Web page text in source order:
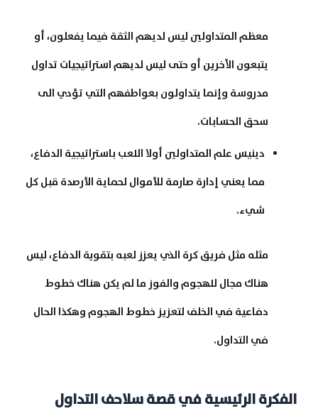
معظم المتداولين ليس لديهم الثقة فيما يفعلون، أو
يتبعون الآخرين أو حتى ليس لديهم استراتيجيات تداول
مدروسة وإنما يتداولون بعواطفهم التي تؤدي الى
سحق الحسابات.
دينيس علم المتداولين أولا اللعب باستراتيجية الدفاع،
مما يعني إدارة صارمة للأموال لحماية الأرصدة قبل كل
شيء.
مثله مثل فريق كرة الذي يعزز لعبه بتقوية الدفاع، ليس
هناك مجال للهجوم والفوز ما لم يكن هناك خطوط
دفاعية في الخلف لتعزيز خطوط الهجوم وهكذا الحال
في التداول.
الفكرة الرئيسية في قصة سلاحف التداول